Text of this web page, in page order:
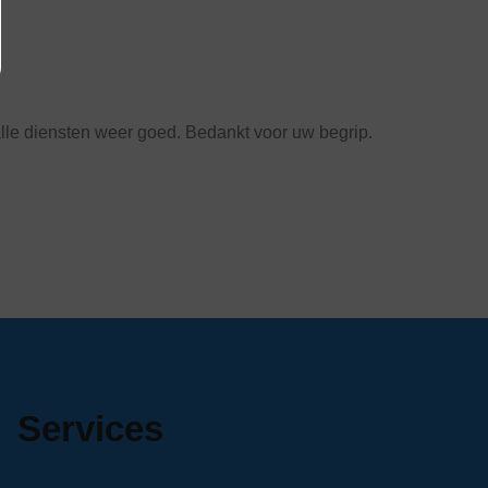
diensten weer goed. Bedankt voor uw begrip.
Services